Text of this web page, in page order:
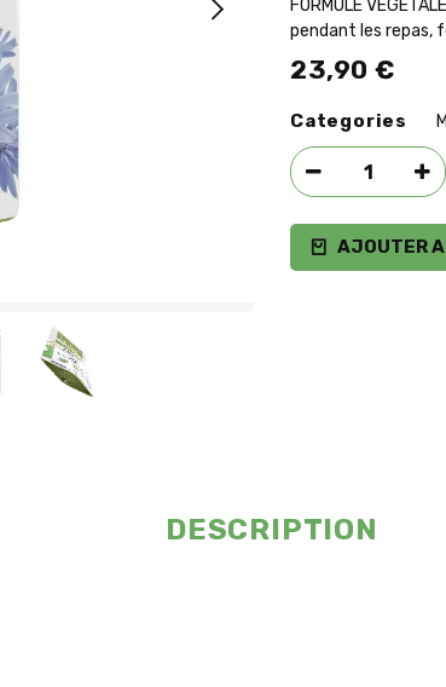
FORMULE
pendant les repas,
23,90 €
Categories
AJOUTER
DESCRIPTION